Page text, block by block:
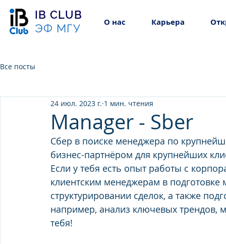
IB CLUB
ЭФ МГУ
О нас Карьера
Все посты
Manager - Sber
24 июл. 2023 г. 1 мин. чтения
Сбер в поиске менеджера по
бизнес-партнёром для крупнейших
Если у тебя есть опыт работы с
клиентским менеджерам в подготовке
структурировании сделок, а также
например, анализ ключевых трендов,
тебя!